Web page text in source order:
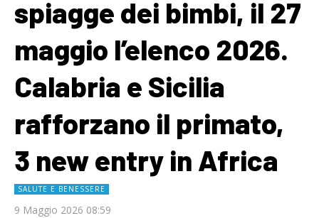
spiagge dei bimbi, il 27
maggio l’elenco 2026.
Calabria e Sicilia
rafforzano il primato,
3 new entry in Africa
SALUTE E BENESSERE
9 Maggio 2026 08:59